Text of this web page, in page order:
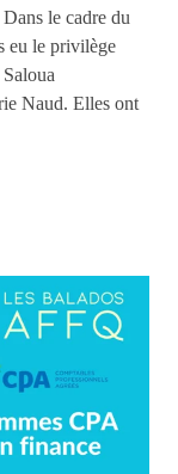
le cadre du
eu le privilège
Naud. Elles ont